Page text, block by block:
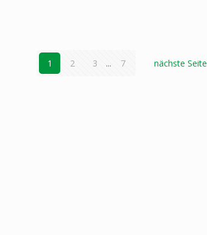
1 2 3 ... 7 nächste Seite